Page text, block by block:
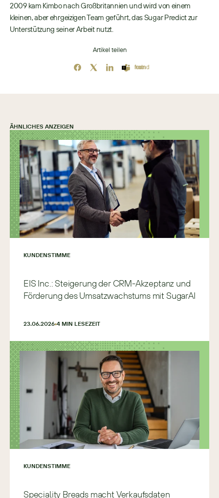
2009 kam Kimbo nach Großbritannien und wird von einem
kleinen, aber ehrgeizigen Team geführt, das Sugar Predict zur
Unterstützung seiner Arbeit nutzt.
Artikel teilen
Icon not found
ÄHNLICHES ANZEIGEN
KUNDENSTIMME
EIS Inc.: Steigerung der CRM-Akzeptanz und
Förderung des Umsatzwachstums mit SugarAI
23.06.2026 4 MIN LESEZEIT
KUNDENSTIMME
Speciality Breads macht Verkaufsdaten